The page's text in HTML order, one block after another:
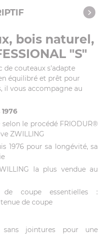
bois naturel,
"S"
de couteaux s'adapte
équilibré et prêt pour
il vous accompagne au
le procédé FRIODUR®
ZWILLING
1976 pour sa longévité, sa
la plus vendue au
coupe essentielles :
de coupe
sans jointures pour une